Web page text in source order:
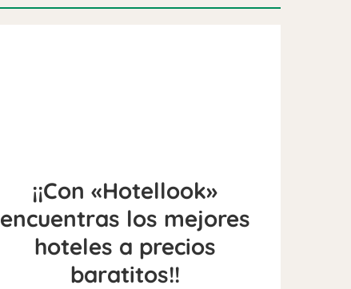
¡¡Con «Hotellook»
encuentras los mejores
hoteles a precios
baratitos!!